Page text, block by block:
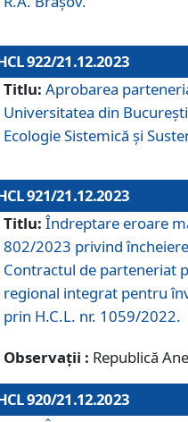
922/21.12.2023
Titlu: Aprobarea
Universitatea din
Ecologie Sistemică și
921/21.12.2023
Titlu: Îndreptare eroare
802/2023 privind
Contractul de parteneriat
regional integrat pentru
prin H.C.L. nr. 1059/2022.
Observații : Republică
920/21.12.2023